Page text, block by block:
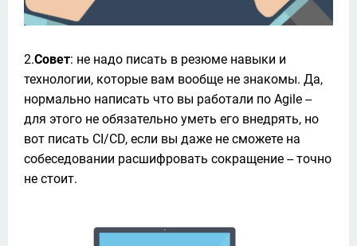
2.Совет: не надо писать в резюме навыки и
технологии, которые вам вообще не знакомы. Да,
нормально написать что вы работали по Agile --
для этого не обязательно уметь его внедрять, но
вот писать CI/CD, если вы даже не сможете на
собеседовании расшифровать сокращение -- точно
не стоит.